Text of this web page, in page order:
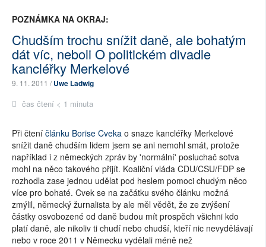
POZNÁMKA NA OKRAJ:
Chudším trochu snížit daně, ale bohatým
dát víc, neboli O politickém divadle
kancléřky Merkelové
9. 11. 2011 /Uwe Ladwig
čas čtení < 1 minuta
Při čtení článku Borise Cveka o snaze kancléřky Merkelové
snížit daně chudším lidem jsem se ani nemohl smát, protože
například i z německých zpráv by 'normální' posluchač sotva
mohl na něco takového přijít. Koaliční vláda CDU/CSU/FDP se
rozhodla zase jednou udělat pod heslem pomoci chudým něco
více pro bohaté. Cvek se na začátku svého článku možná
zmýlil, německý žurnalista by ale měl vědět, že ze zvýšení
částky osvobozené od daně budou mít prospěch všichni kdo
platí daně, ale nikoliv ti chudí nebo chudší, kteří nic nevydělávají
nebo v roce 2011 v Německu vydělali méně než